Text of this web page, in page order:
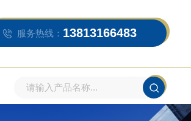
服务热线： 13813166483